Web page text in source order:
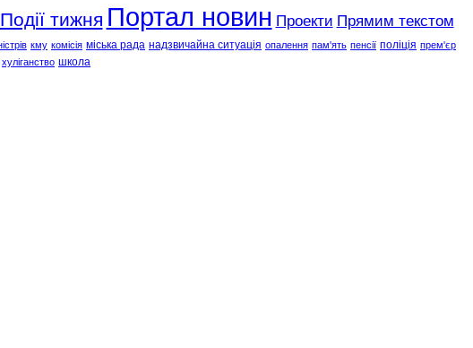
Події тижня Портал новин Проекти Прямим текстом
кму комісія міська рада надзвичайна ситуація опалення пам'ять пенсії поліція прем'єр
хуліганство школа